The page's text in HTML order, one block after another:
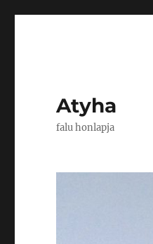
Atyha
falu honlapja